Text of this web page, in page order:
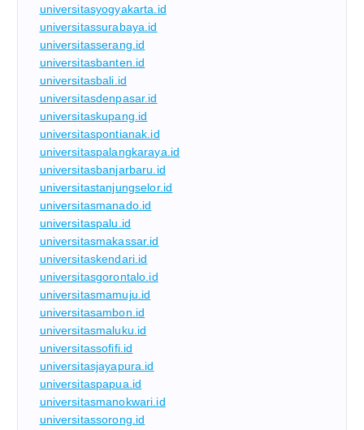
universitasyogyakarta.id
universitassurabaya.id
universitasserang.id
universitasbanten.id
universitasbali.id
universitasdenpasar.id
universitaskupang.id
universitaspontianak.id
universitaspalangkaraya.id
universitasbanjarbaru.id
universitastanjungselor.id
universitasmanado.id
universitaspalu.id
universitasmakassar.id
universitaskendari.id
universitasgorontalo.id
universitasmamuju.id
universitasambon.id
universitasmaluku.id
universitassofifi.id
universitasjayapura.id
universitaspapua.id
universitasmanokwari.id
universitassorong.id